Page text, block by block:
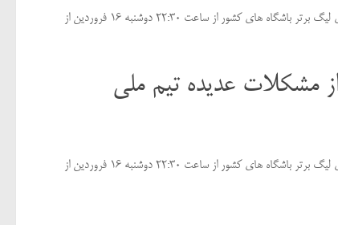
اولین برنامه نود سال ۹۵ با محوریت بررسی بازی های مقدماتی جام جهانی و هفته بیست و چهارم رقابت های لیگ برتر باشگاه های کشور از ساعت ۲۲:۳۰ دوشنبه ۱۶ فروردین از
مشکلات عدیده تیم ملی
اولین برنامه نود سال ۹۵ با محوریت بررسی بازی های مقدماتی جام جهانی و هفته بیست و چهارم رقابت های لیگ برتر باشگاه های کشور از ساعت ۲۲:۳۰ دوشنبه ۱۶ فروردین از